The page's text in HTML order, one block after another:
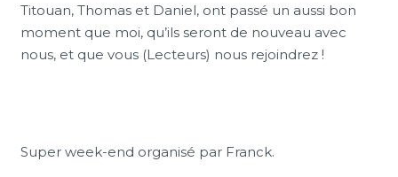
Titouan, Thomas et Daniel, ont passé un aussi bon
moment que moi, qu’ils seront de nouveau avec
nous, et que vous (Lecteurs) nous rejoindrez !
Super week-end organisé par Franck.